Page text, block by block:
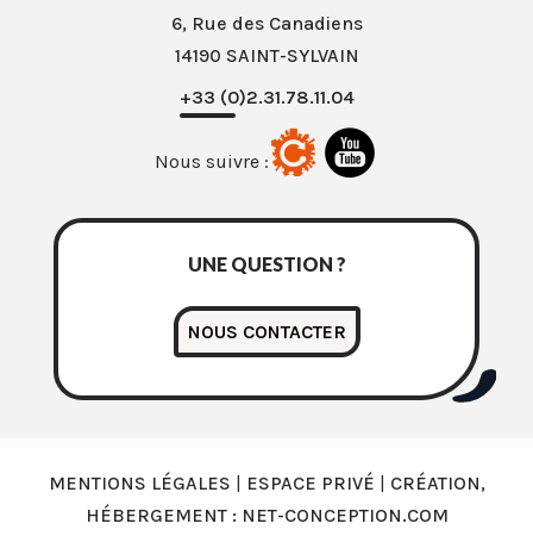
6, Rue des Canadiens
14190 SAINT-SYLVAIN
+33 (0)2.31.78.11.04
Nous suivre :
UNE QUESTION ?
NOUS CONTACTER
MENTIONS LÉGALES | ESPACE PRIVÉ | CRÉATION,
HÉBERGEMENT : NET-CONCEPTION.COM